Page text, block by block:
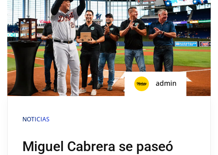
admin
NOTICIAS
Miguel Cabrera se paseó